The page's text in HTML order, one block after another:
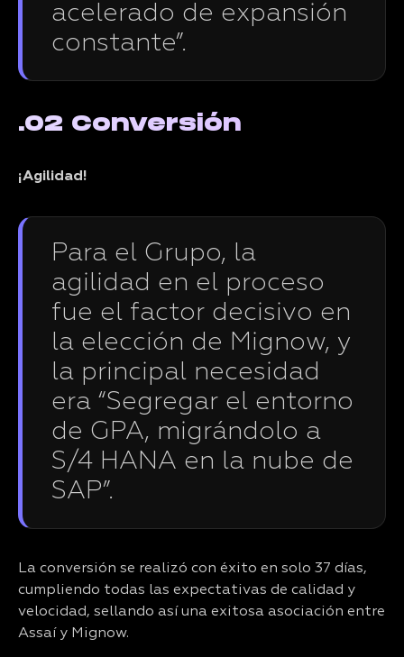
acelerado de expansión
constante”.
.02 Conversión
¡Agilidad!
Para el Grupo, la
agilidad en el proceso
fue el factor decisivo en
la elección de Mignow, y
la principal necesidad
era “Segregar el entorno
de GPA, migrándolo a
S/4 HANA en la nube de
SAP”.
La conversión se realizó con éxito en solo 37 días,
cumpliendo todas las expectativas de calidad y
velocidad, sellando así una exitosa asociación entre
Assaí y Mignow.